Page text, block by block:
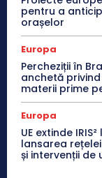
pentru a
orașelor
Europa
Percheziții în
anchetă
materii prime
Europa
UE extinde
lansarea
și intervenții de